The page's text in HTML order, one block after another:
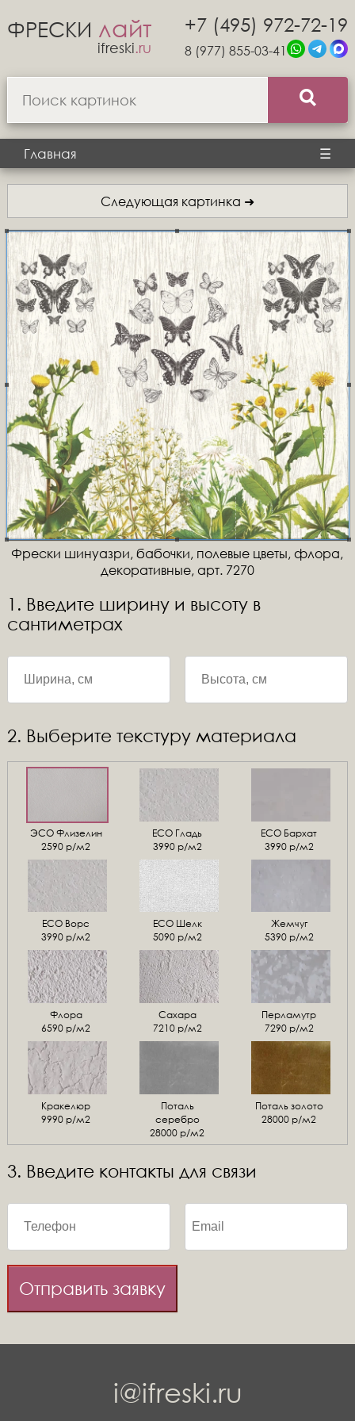
ФРЕСКИ лайт
ifreski.ru
+7 (495) 972-72-19
8 (977) 855-03-41
Главная ☰
Следующая картинка ➜
Фрески шинуазри, бабочки, полевые цветы, флора,
декоративные, арт. 7270
1. Введите ширину и высоту в
сантиметрах
2. Выберите текстуру материала
ЭСО Флизелин
2590 р/м2
ЕСО Гладь
3990 р/м2
ECO Бархат
3990 р/м2
ЕСО Ворс
3990 р/м2
ЕСО Шелк
5090 р/м2
Жемчуг
5390 р/м2
Флора
6590 р/м2
Сахара
7210 р/м2
Перламутр
7290 р/м2
Кракелюр
9990 р/м2
Поталь
серебро
28000 р/м2
Поталь золото
28000 р/м2
3. Введите контакты для связи
Отправить заявку
i@ifreski.ru